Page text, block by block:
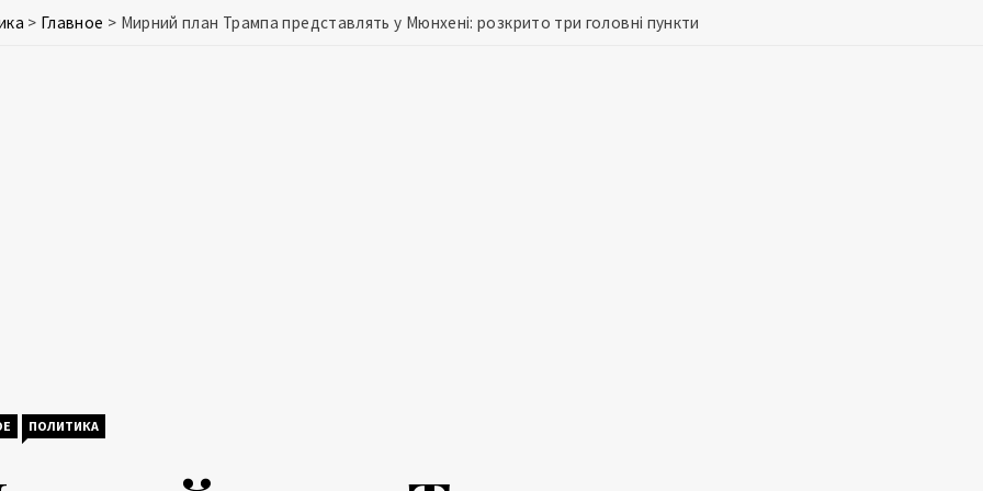
> Главное > Мирний план Трампа представлять у Мюнхені: розкрито три головні пункти
ПОЛИТИКА